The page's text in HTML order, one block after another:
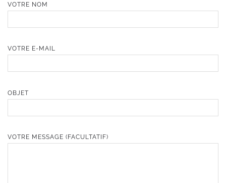
VOTRE NOM
VOTRE E-MAIL
OBJET
VOTRE MESSAGE (FACULTATIF)